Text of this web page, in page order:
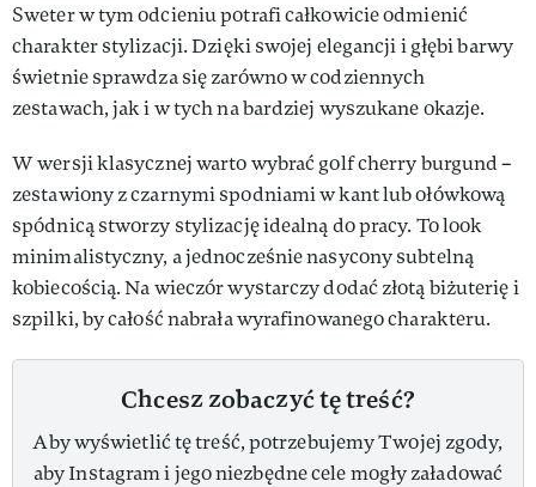
Sweter w tym odcieniu potrafi całkowicie odmienić
charakter stylizacji. Dzięki swojej elegancji i głębi barwy
świetnie sprawdza się zarówno w codziennych
zestawach, jak i w tych na bardziej wyszukane okazje.
W wersji klasycznej warto wybrać golf cherry burgund –
zestawiony z czarnymi spodniami w kant lub ołówkową
spódnicą stworzy stylizację idealną do pracy. To look
minimalistyczny, a jednocześnie nasycony subtelną
kobiecością. Na wieczór wystarczy dodać złotą biżuterię i
szpilki, by całość nabrała wyrafinowanego charakteru.
Chcesz zobaczyć tę treść?
Aby wyświetlić tę treść, potrzebujemy Twojej zgody,
aby Instagram i jego niezbędne cele mogły załadować